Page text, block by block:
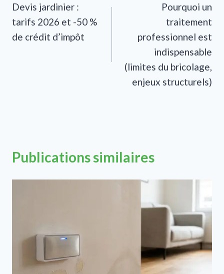
de
l’article
Devis jardinier :
tarifs 2026 et -50 %
de crédit d’impôt
Pourquoi un
traitement
professionnel est
indispensable
(limites du bricolage,
enjeux structurels)
Publications similaires